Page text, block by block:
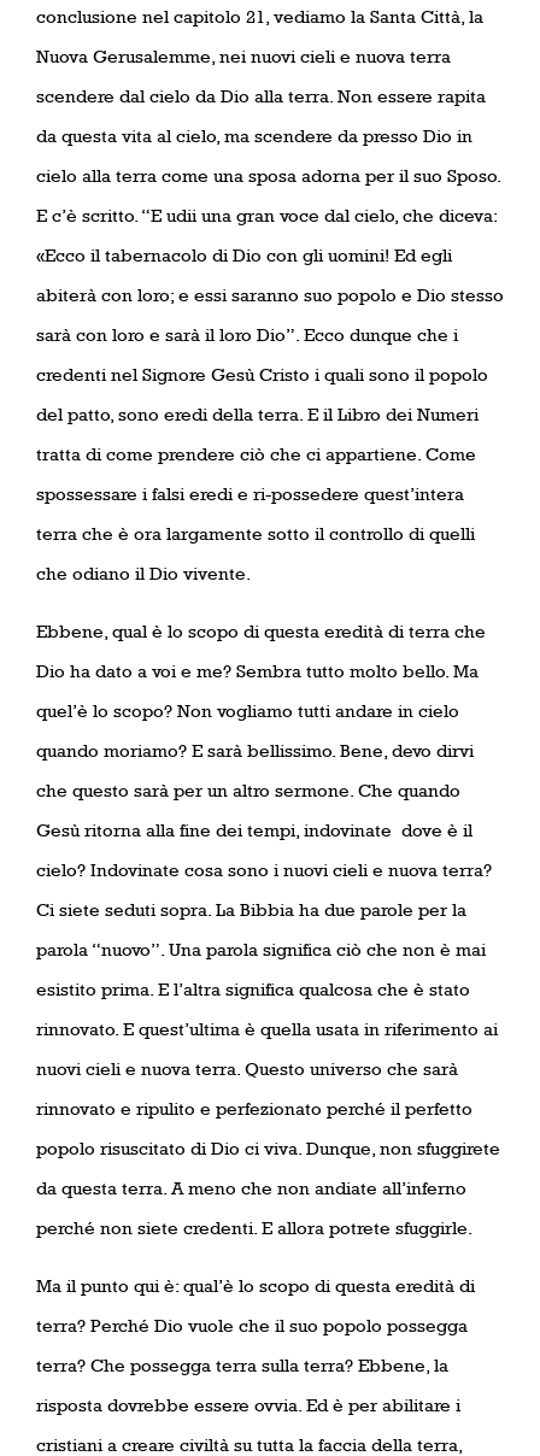
conclusione nel capitolo 21, vediamo la Santa Città, la
Nuova Gerusalemme, nei nuovi cieli e nuova terra
scendere dal cielo da Dio alla terra. Non essere rapita
da questa vita al cielo, ma scendere da presso Dio in
cielo alla terra come una sposa adorna per il suo Sposo.
E c’è scritto. “E udii una gran voce dal cielo, che diceva:
«Ecco il tabernacolo di Dio con gli uomini! Ed egli
abiterà con loro; e essi saranno suo popolo e Dio stesso
sarà con loro e sarà il loro Dio”. Ecco dunque che i
credenti nel Signore Gesù Cristo i quali sono il popolo
del patto, sono eredi della terra. E il Libro dei Numeri
tratta di come prendere ciò che ci appartiene. Come
spossessare i falsi eredi e ri-possedere quest’intera
terra che è ora largamente sotto il controllo di quelli
che odiano il Dio vivente.
Ebbene, qual è lo scopo di questa eredità di terra che
Dio ha dato a voi e me? Sembra tutto molto bello. Ma
quel’è lo scopo? Non vogliamo tutti andare in cielo
quando moriamo? E sarà bellissimo. Bene, devo dirvi
che questo sarà per un altro sermone. Che quando
Gesù ritorna alla fine dei tempi, indovinate dove è il
cielo? Indovinate cosa sono i nuovi cieli e nuova terra?
Ci siete seduti sopra. La Bibbia ha due parole per la
parola “nuovo”. Una parola significa ciò che non è mai
esistito prima. E l’altra significa qualcosa che è stato
rinnovato. E quest’ultima è quella usata in riferimento ai
nuovi cieli e nuova terra. Questo universo che sarà
rinnovato e ripulito e perfezionato perché il perfetto
popolo risuscitato di Dio ci viva. Dunque, non sfuggirete
da questa terra. A meno che non andiate all’inferno
perché non siete credenti. E allora potrete sfuggirle.
Ma il punto qui è: qual’è lo scopo di questa eredità di
terra? Perché Dio vuole che il suo popolo possegga
terra? Che possegga terra sulla terra? Ebbene, la
risposta dovrebbe essere ovvia. Ed è per abilitare i
cristiani a creare civiltà su tutta la faccia della terra,